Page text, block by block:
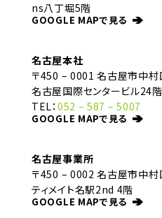
ns八丁堀5階
GOOGLE MAPで見る
名古屋本社
〒450 – 0001 名古屋市中
名古屋国際センタービル24階
TEL： 052 – 587 – 5007
GOOGLE MAPで見る
名古屋事業所
〒450 – 0002 名古屋市中
ティメイト名駅2nd 4階
GOOGLE MAPで見る